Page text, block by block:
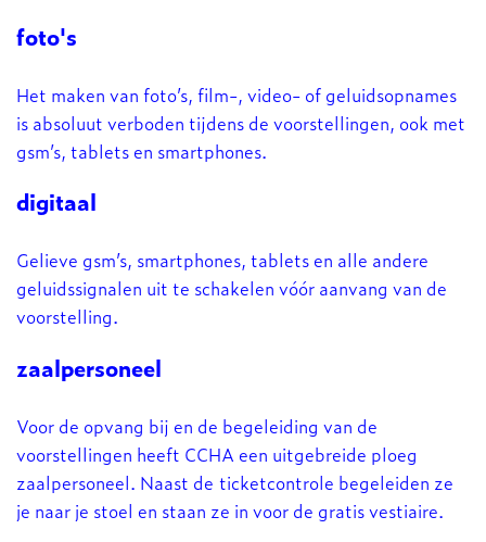
foto's
Het maken van foto’s, film-, video- of geluidsopnames
is absoluut verboden tijdens de voorstellingen, ook met
gsm’s, tablets en smartphones.
digitaal
Gelieve gsm’s, smartphones, tablets en alle andere
geluidssignalen uit te schakelen vóór aanvang van de
voorstelling.
zaalpersoneel
Voor de opvang bij en de begeleiding van de
voorstellingen heeft CCHA een uitgebreide ploeg
zaalpersoneel. Naast de ticketcontrole begeleiden ze
je naar je stoel en staan ze in voor de gratis vestiaire.